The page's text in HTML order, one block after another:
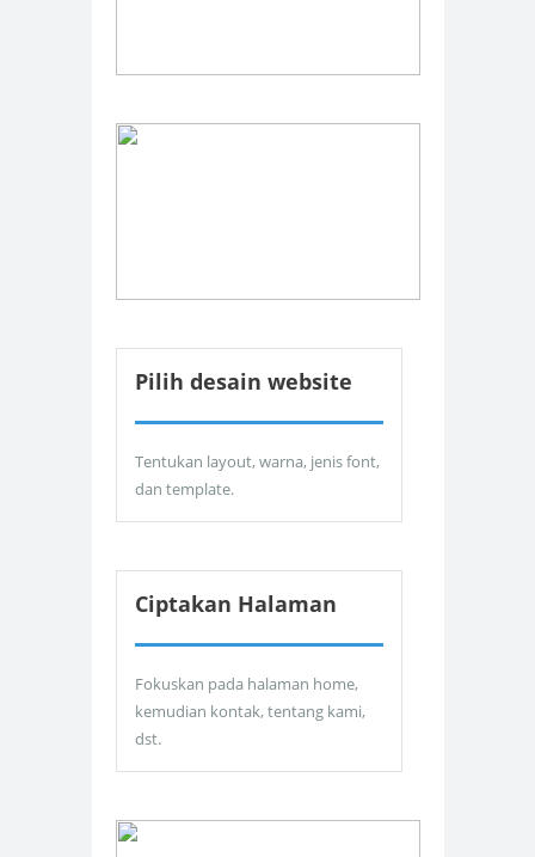
Pilih desain website
Tentukan layout, warna, jenis font,
dan template.
Ciptakan Halaman
Fokuskan pada halaman home,
kemudian kontak, tentang kami,
dst.